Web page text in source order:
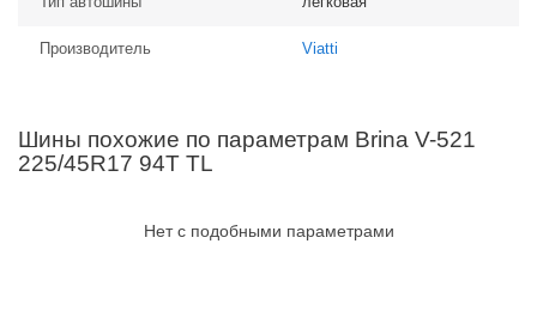
Производитель Viatti
Шины похожие по параметрам Brina V-521
225/45R17 94T TL
Нет с подобными параметрами